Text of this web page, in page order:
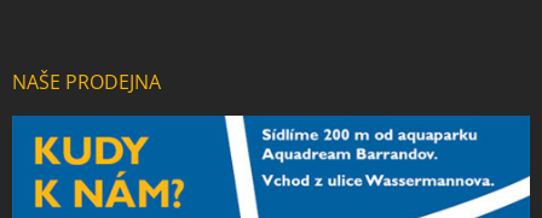
NAŠE PRODEJNA